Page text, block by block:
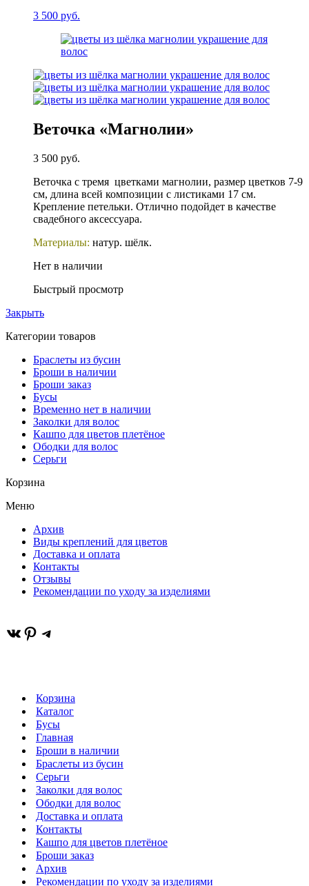
3 500 руб.
Веточка «Магнолии»
3 500 руб.
Веточка с тремя цветками магнолии, размер цветков 7-9
см, длина всей композиции с листиками 17 см.
Крепление петельки. Отлично подойдет в качестве
свадебного аксессуара.
Материалы: натур. шёлк.
Нет в наличии
Быстрый просмотр
Закрыть
Категории товаров
Браслеты из бусин
Броши в наличии
Броши заказ
Бусы
Временно нет в наличии
Заколки для волос
Кашпо для цветов плетёное
Ободки для волос
Серьги
Корзина
Меню
Архив
Виды креплений для цветов
Доставка и оплата
Контакты
Отзывы
Рекомендации по уходу за изделиями
ВКонтакте
Pinterest
Telegram
Корзина
Каталог
Бусы
Главная
Броши в наличии
Браслеты из бусин
Серьги
Заколки для волос
Ободки для волос
Доставка и оплата
Контакты
Кашпо для цветов плетёное
Броши заказ
Архив
Рекомендации по уходу за изделиями